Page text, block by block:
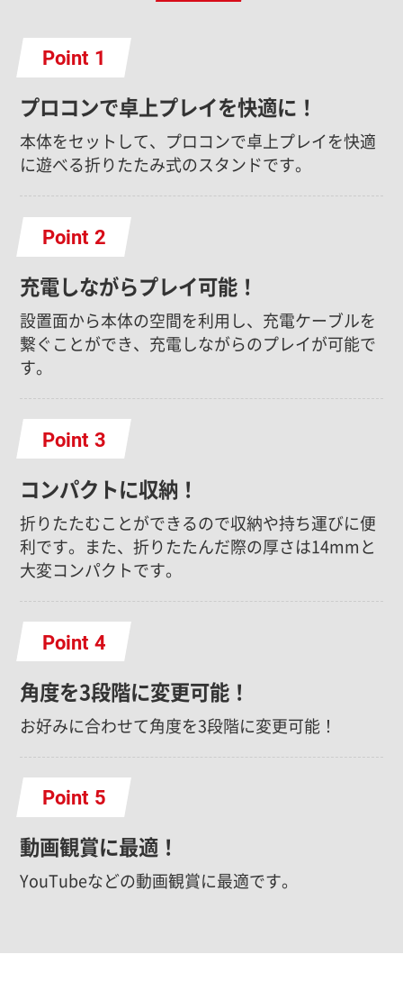
Point
プロコンで卓上プレイを快適に！
本体をセットして、プロコンで卓上プレイを快適
に遊べる折りたたみ式のスタンドです。
Point
充電しながらプレイ可能！
設置面から本体の空間を利用し、充電ケーブルを
繋ぐことができ、充電しながらのプレイが可能で
す。
Point
コンパクトに収納！
折りたたむことができるので収納や持ち運びに便
利です。また、折りたたんだ際の厚さは14mmと
大変コンパクトです。
Point
角度を3段階に変更可能！
お好みに合わせて角度を3段階に変更可能！
Point
動画観賞に最適！
YouTubeなどの動画観賞に最適です。